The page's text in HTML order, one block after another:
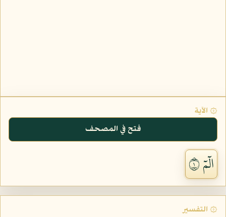
۞ الآية
فتح في المصحف
الٓمٓ ١
۞ التفسير